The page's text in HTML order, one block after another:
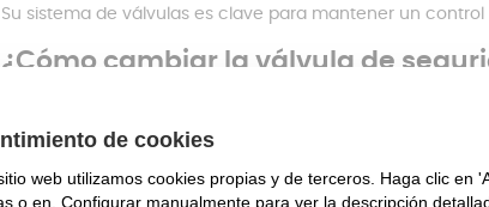
Su sistema de válvulas es clave para mantener un
¿Cómo cambiar la válvula de
En primer lugar, retira la válvula antigua con cuidado.
Por último, coloca la nueva válvula en su posición y